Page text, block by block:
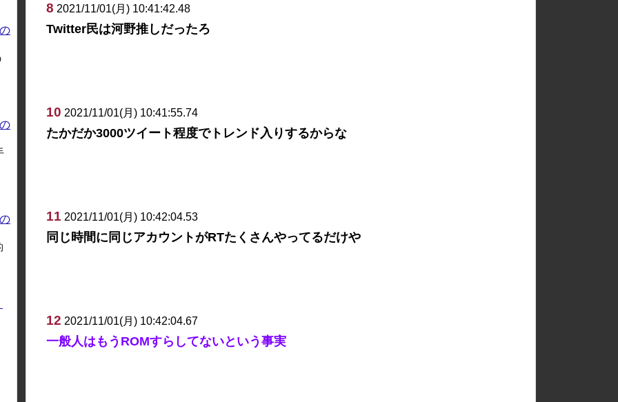
8 2021/11/01(月) 10:41:42.48
Twitter民は河野推しだったろ
10 2021/11/01(月) 10:41:55.74
たかだか3000ツイート程度でトレンド入りするからな
11 2021/11/01(月) 10:42:04.53
同じ時間に同じアカウントがRTたくさんやってるだけや
12 2021/11/01(月) 10:42:04.67
一般人はもうROMすらしてないという事実